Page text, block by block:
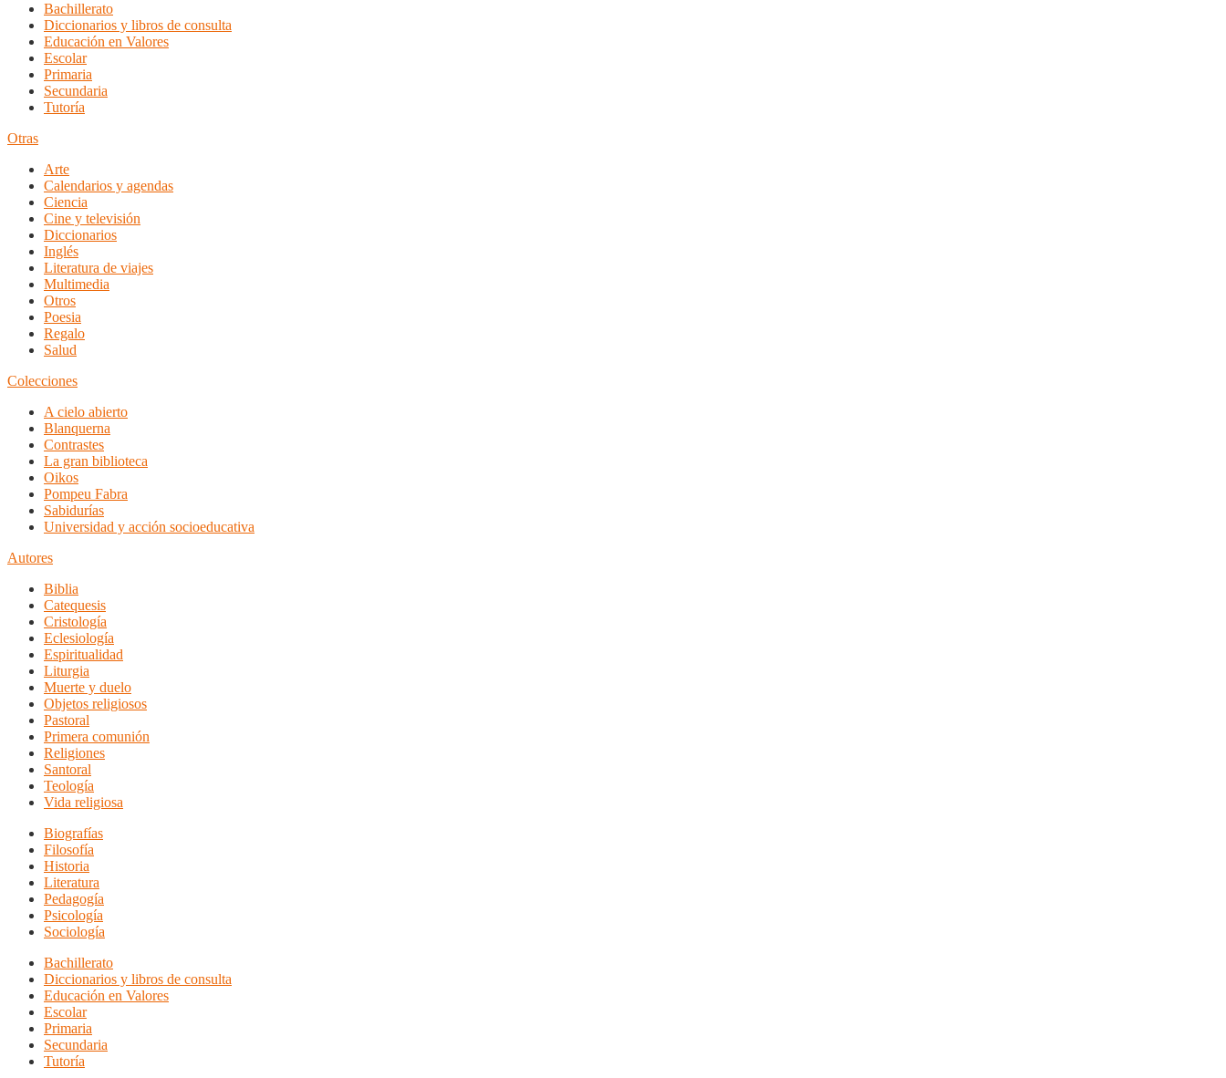
Bachillerato
Diccionarios y libros de consulta
Educación en Valores
Escolar
Primaria
Secundaria
Tutoría
Otras
Arte
Calendarios y agendas
Ciencia
Cine y televisión
Diccionarios
Inglés
Literatura de viajes
Multimedia
Otros
Poesia
Regalo
Salud
Colecciones
A cielo abierto
Blanquerna
Contrastes
La gran biblioteca
Oikos
Pompeu Fabra
Sabidurías
Universidad y acción socioeducativa
Autores
Biblia
Catequesis
Cristología
Eclesiología
Espiritualidad
Liturgia
Muerte y duelo
Objetos religiosos
Pastoral
Primera comunión
Religiones
Santoral
Teología
Vida religiosa
Biografías
Filosofía
Historia
Literatura
Pedagogía
Psicología
Sociología
Bachillerato
Diccionarios y libros de consulta
Educación en Valores
Escolar
Primaria
Secundaria
Tutoría